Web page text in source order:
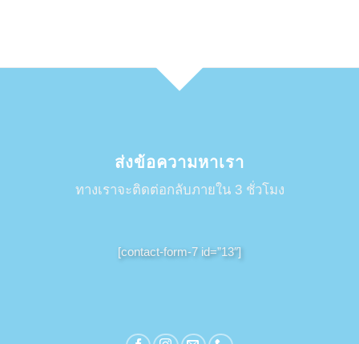
ส่งข้อความหาเรา
ทางเราจะติดต่อกลับภายใน 3 ชั่วโมง
[contact-form-7 id=”13″]